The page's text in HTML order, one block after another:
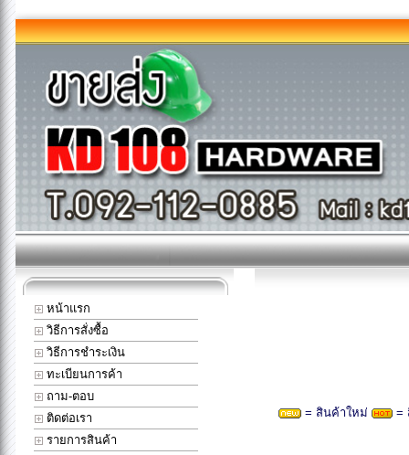
หน้าแรก
วิธีการสั่งซื้อ
วิธีการชำระเงิน
ทะเบียนการค้า
ถาม-ตอบ
ติดต่อเรา
รายการสินค้า
= สินค้าใหม่ =